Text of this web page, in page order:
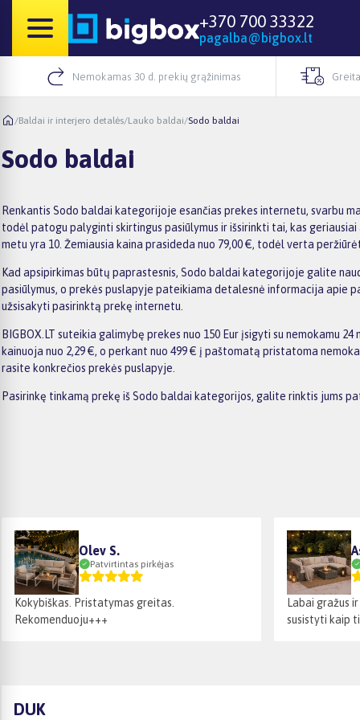
+370 700 33322
pagalba@bigbox.lt
Nemokamas 30 d. prekių grąžinimas
/Baldai ir interjero detalės/Lauko baldai/Sodo baldai
Sodo baldai
Renkantis Sodo baldai kategorijoje esančias prekes internetu, svarbu
todėl patogu palyginti skirtingus pasiūlymus ir išsirinkti tai, kas
metu yra 10. Žemiausia kaina prasideda nuo 79,00 €, todėl verta
Kad apsipirkimas būtų paprastesnis, Sodo baldai kategorijoje galite
pasiūlymus, o prekės puslapyje pateikiama detalesnė informacija apie
užsisakyti pasirinktą prekę internetu.
BIGBOX.LT suteikia galimybę prekes nuo 150 Eur įsigyti su
kainuoja nuo 2,29 €, o perkant nuo 499 € į paštomatą pristatoma
rasite konkrečios prekės puslapyje.
Pasirinkę tinkamą prekę iš Sodo baldai kategorijos, galite rinktis jums
Olev S.
Patvirtintas pirkėjas
Kokybiškas. Pristatymas greitas.
Rekomenduoju+++
Labai gražus
susistyti kaip
DUK